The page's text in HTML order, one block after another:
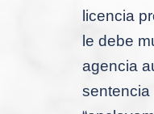
licencia
le debe
agencia
sentencia